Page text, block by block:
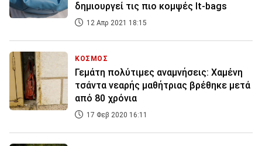
δημιουργεί τις πιο κομψές It-bags
12 Απρ 2021 18:15
ΚΟΣΜΟΣ
Γεμάτη πολύτιμες αναμνήσεις: Χαμένη
τσάντα νεαρής μαθήτριας βρέθηκε μετά
από 80 χρόνια
17 Φεβ 2020 16:11